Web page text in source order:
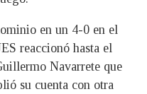
en un 4-0 en el
reaccionó hasta el
Navarrete que
su cuenta con otra